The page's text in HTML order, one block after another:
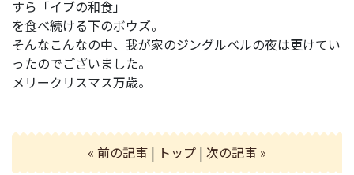
すら「イブの和食」
を食べ続ける下のボウズ。
そんなこんなの中、我が家のジングルベルの夜は更けてい
ったのでございました。
メリークリスマス万歳。
« 前の記事 | トップ | 次の記事 »